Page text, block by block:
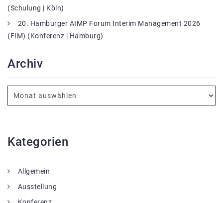
(Schulung | Köln)
20. Hamburger AIMP Forum Interim Management 2026
(FIM) (Konferenz | Hamburg)
Archiv
Kategorien
Allgemein
Ausstellung